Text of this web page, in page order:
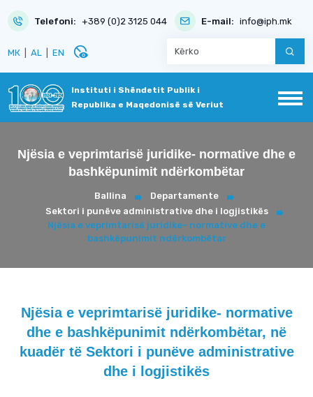
Telefoni: +389 (0)2 3125 044 E-mail: info@iph.mk
МК AL EN disabled_visible
Instituti i Shëndetit Publik i
Republika e Maqedonisë së Veriut
Njësia e veprimtarisë juridike- normative dhe e
bashkëpunimit ndërkombëtar
Ballina
Departamente
Sektori i punëve administrative dhe i logjistikës
Njësia e veprimtarisë juridike- normative dhe e
bashkëpunimit ndërkombëtar
Njësia e veprimtarisë juridike- normative
dhe e bashkëpunimit ndërkombëtar, në
kuadër të Sektori i punëve administrative
dhe i logjistikës